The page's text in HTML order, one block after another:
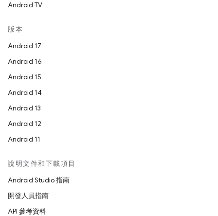
Android TV
版本
Android 17
Android 16
Android 15
Android 14
Android 13
Android 12
Android 11
說明文件和下載項目
Android Studio 指南
開發人員指南
API 參考資料